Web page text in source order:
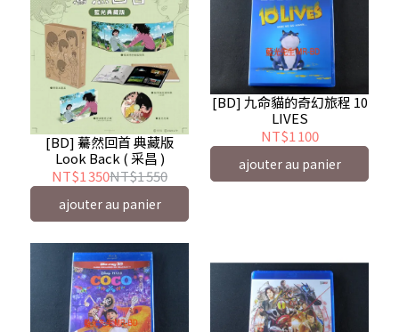
[BD] 驀然回首 典藏版
Look Back ( 采昌 )
NT$1 350NT$1 550
ajouter au panier
[BD] 九命貓的奇幻旅程 10
LIVES
NT$1 100
ajouter au panier